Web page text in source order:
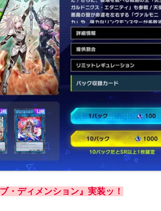
・ディメンション』実装ッ！